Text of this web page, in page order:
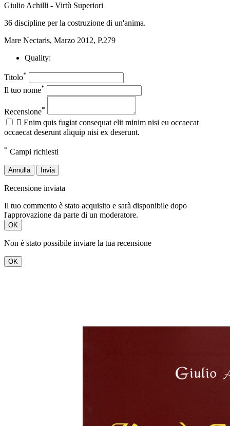
Giulio Achilli - Virtù Superiori
36 discipline per la costruzione di un'anima.
Mare Nectaris, Marzo 2012, P.279
Quality:
Titolo*
Il tuo nome*
Recensione*
 Enim quis fugiat consequat elit minim nisi eu occaecat
occaecat deserunt aliquip nisi ex deserunt.
* Campi richiesti
Annulla Invia
Recensione inviata
Il tuo commento è stato acquisito e sarà disponibile dopo
l'approvazione da parte di un moderatore.
OK
Non è stato possibile inviare la tua recensione
OK